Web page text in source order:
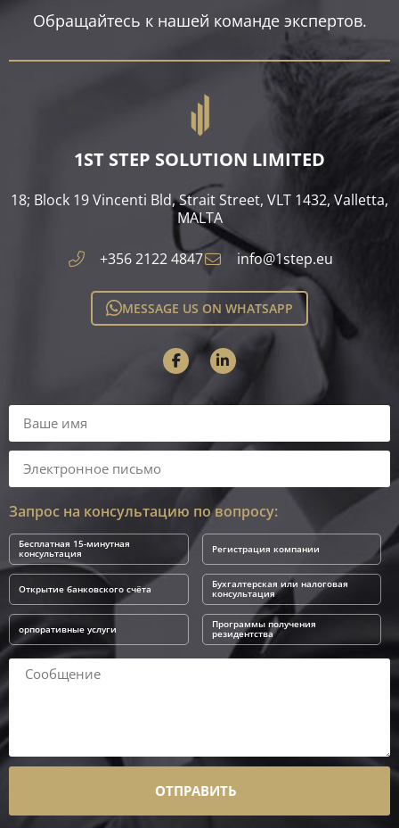
Обращайтесь к нашей команде экспертов.
1ST STEP SOLUTION LIMITED
18; Block 19 Vincenti Bld, Strait Street, VLT 1432, Valletta,
MALTA​
+356 2122 4847 info@1step.eu
MESSAGE US ON WHATSAPP
Запрос на консультацию по вопросу:
Бесплатная 15-минутная
консультация Регистрация компании
Открытие банковского счёта Бухгалтерская или налоговая
консультация
орпоративные услуги Программы получения
резидентства
ОТПРАВИТЬ